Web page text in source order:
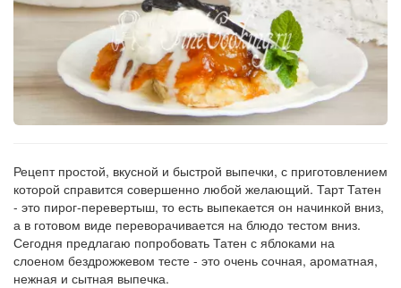
заказу
Рецепт простой, вкусной и быстрой выпечки, с приготовлением
которой справится совершенно любой желающий. Тарт Татен
- это пирог-перевертыш, то есть выпекается он начинкой вниз,
а в готовом виде переворачивается на блюдо тестом вниз.
Сегодня предлагаю попробовать Татен с яблоками на
слоеном бездрожжевом тесте - это очень сочная, ароматная,
нежная и сытная выпечка.